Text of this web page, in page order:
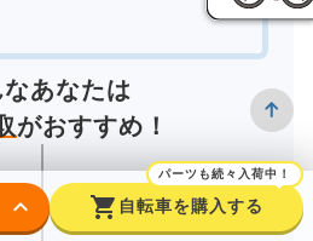
あなたは
がおすすめ！
keyboard_arrow_down shopping_cart
パーツも続々入荷中！
自転車を購入する